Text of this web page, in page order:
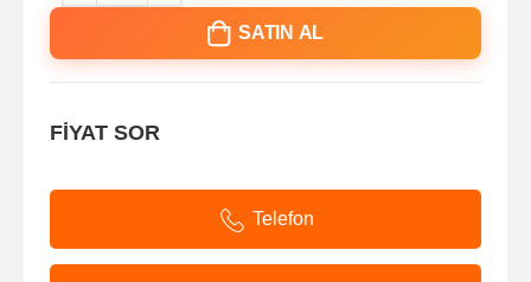
SATIN AL
FİYAT SOR
Telefon